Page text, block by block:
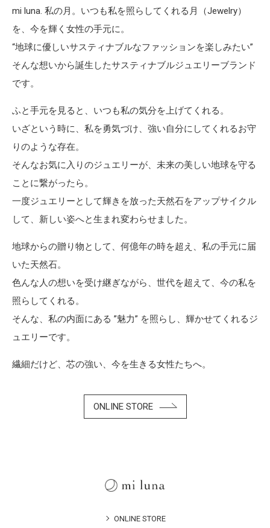
mi luna. 私の月。いつも私を照らしてくれる月（Jewelry）
を、今を輝く女性の手元に。
“地球に優しいサスティナブルなファッションを楽しみたい”
そんな想いから誕生したサスティナブルジュエリーブランド
です。
ふと手元を見ると、いつも私の気分を上げてくれる。
いざという時に、私を勇気づけ、強い自分にしてくれるお守
りのような存在。
そんなお気に入りのジュエリーが、未来の美しい地球を守る
ことに繋がったら。
一度ジュエリーとして輝きを放った天然石をアップサイクル
して、新しい姿へと生まれ変わらせました。
地球からの贈り物として、何億年の時を超え、私の手元に届
いた天然石。
色んな人の想いを受け継ぎながら、世代を超えて、今の私を
照らしてくれる。
そんな、私の内面にある ”魅力” を照らし、輝かせてくれるジ
ュエリーです。
繊細だけど、芯の強い、今を生きる女性たちへ。
ONLINE STORE
ONLINE STORE